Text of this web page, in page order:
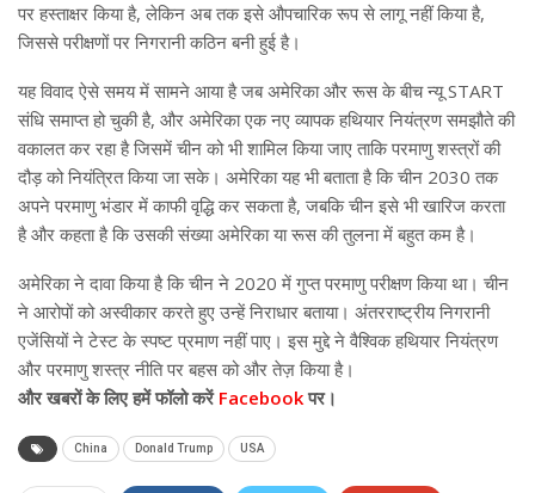
पर हस्ताक्षर किया है, लेकिन अब तक इसे औपचारिक रूप से लागू नहीं किया है,
जिससे परीक्षणों पर निगरानी कठिन बनी हुई है।
यह विवाद ऐसे समय में सामने आया है जब अमेरिका और रूस के बीच न्यू START
संधि समाप्त हो चुकी है, और अमेरिका एक नए व्यापक हथियार नियंत्रण समझौते की
वकालत कर रहा है जिसमें चीन को भी शामिल किया जाए ताकि परमाणु शस्त्रों की
दौड़ को नियंत्रित किया जा सके। अमेरिका यह भी बताता है कि चीन 2030 तक
अपने परमाणु भंडार में काफी वृद्धि कर सकता है, जबकि चीन इसे भी खारिज करता
है और कहता है कि उसकी संख्या अमेरिका या रूस की तुलना में बहुत कम है।
अमेरिका ने दावा किया है कि चीन ने 2020 में गुप्त परमाणु परीक्षण किया था। चीन
ने आरोपों को अस्वीकार करते हुए उन्हें निराधार बताया। अंतरराष्ट्रीय निगरानी
एजेंसियों ने टेस्ट के स्पष्ट प्रमाण नहीं पाए। इस मुद्दे ने वैश्विक हथियार नियंत्रण
और परमाणु शस्त्र नीति पर बहस को और तेज़ किया है।
और खबरों के लिए हमें फॉलो करेंFacebookपर।
China Donald Trump USA